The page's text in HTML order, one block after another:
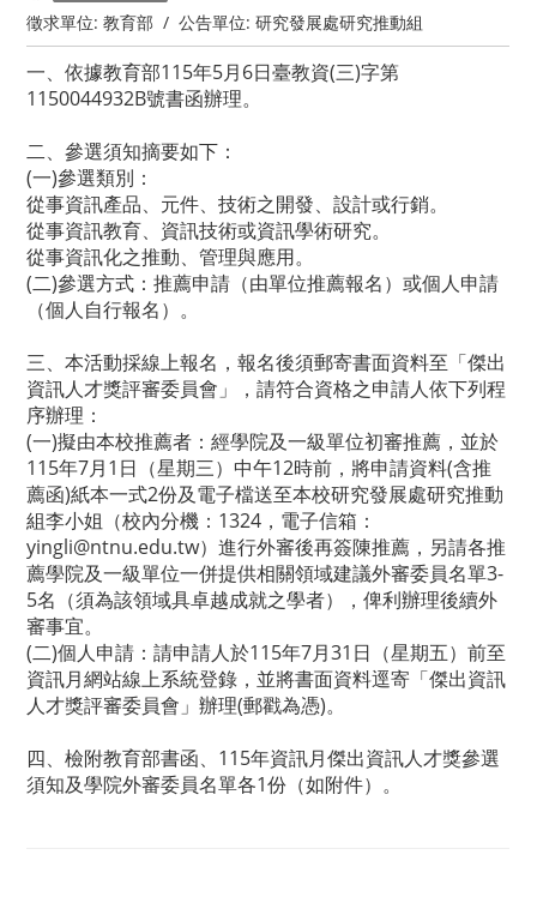
徵求單位: 教育部 / 公告單位: 研究發展處研究推動組
一、依據教育部115年5月6日臺教資(三)字第
1150044932B號書函辦理。
二、參選須知摘要如下：
(一)參選類別：
從事資訊產品、元件、技術之開發、設計或行銷。
從事資訊教育、資訊技術或資訊學術研究。
從事資訊化之推動、管理與應用。
(二)參選方式：推薦申請（由單位推薦報名）或個人申請
（個人自行報名）。
三、本活動採線上報名，報名後須郵寄書面資料至「傑出
資訊人才獎評審委員會」，請符合資格之申請人依下列程
序辦理：
(一)擬由本校推薦者：經學院及一級單位初審推薦，並於
115年7月1日（星期三）中午12時前，將申請資料(含推
薦函)紙本一式2份及電子檔送至本校研究發展處研究推動
組李小姐（校內分機：1324，電子信箱：
yingli@ntnu.edu.tw）進行外審後再簽陳推薦，另請各推
薦學院及一級單位一併提供相關領域建議外審委員名單3-
5名（須為該領域具卓越成就之學者），俾利辦理後續外
審事宜。
(二)個人申請：請申請人於115年7月31日（星期五）前至
資訊月網站線上系統登錄，並將書面資料逕寄「傑出資訊
人才獎評審委員會」辦理(郵戳為憑)。
四、檢附教育部書函、115年資訊月傑出資訊人才獎參選
須知及學院外審委員名單各1份（如附件）。